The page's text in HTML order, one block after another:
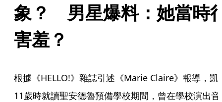
象？　男星爆料：她當時
害羞？
根據《HELLO!》雜誌引述《Marie Claire》報導，凱
11歲時就讀聖安德魯預備學校期間，曾在學校演出音